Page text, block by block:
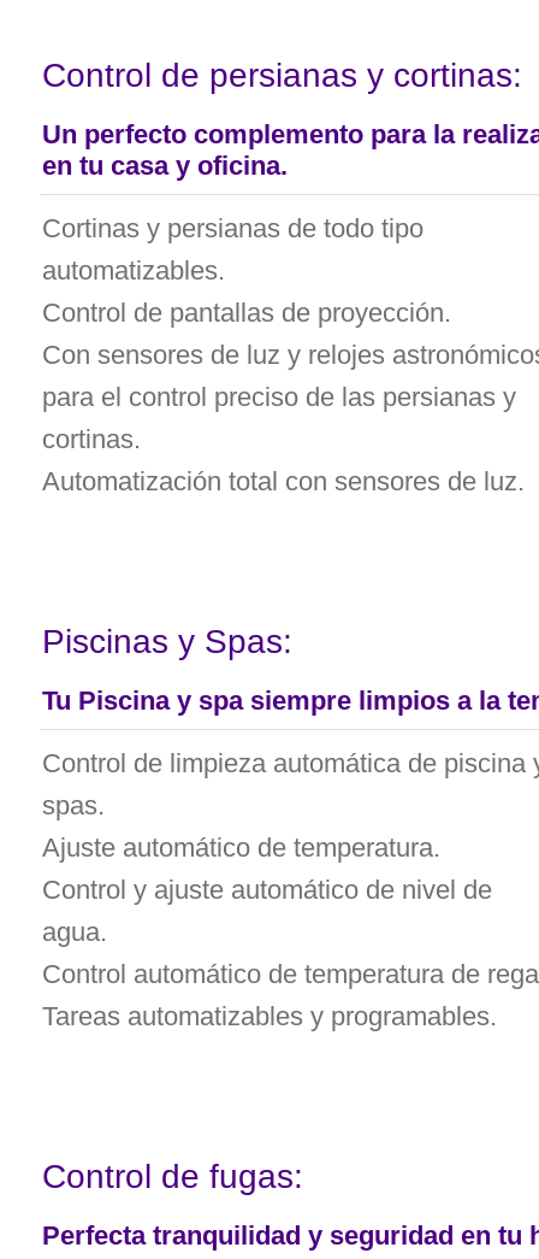
Control de persianas y cortinas:
Un perfecto complemento para la
en tu casa y oficina.
Cortinas y persianas de todo tipo
automatizables.
Control de pantallas de proyección.
Con sensores de luz y relojes
para el control preciso de las persianas y
cortinas.
Automatización total con sensores de luz.
Piscinas y Spas:
Tu Piscina y spa siempre limpios a la
Control de limpieza automática de piscina
spas.
Ajuste automático de temperatura.
Control y ajuste automático de nivel de
agua.
Control automático de temperatura de
Tareas automatizables y programables.
Control de fugas:
Perfecta tranquilidad y seguridad en tu